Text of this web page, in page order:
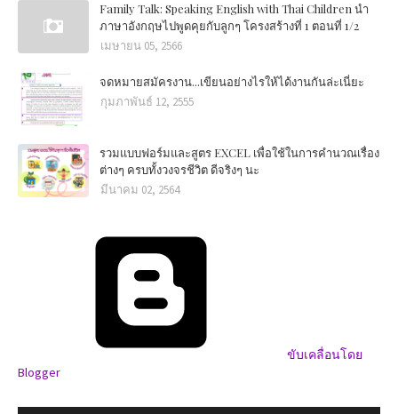
Family Talk: Speaking English with Thai Children นำ
ภาษาอังกฤษไปพูดคุยกับลูกๆ โครงสร้างที่ 1 ตอนที่ 1/2
เมษายน 05, 2566
จดหมายสมัครงาน...เขียนอย่างไรให้ได้งานกันล่ะเนี่ยะ
กุมภาพันธ์ 12, 2555
รวมแบบฟอร์มและสูตร EXCEL เพื่อใช้ในการคำนวณเรื่อง
ต่างๆ ครบทั้งวงจรชีวิต ดีจริงๆ นะ
มีนาคม 02, 2564
ขับเคลื่อนโดย
Blogger